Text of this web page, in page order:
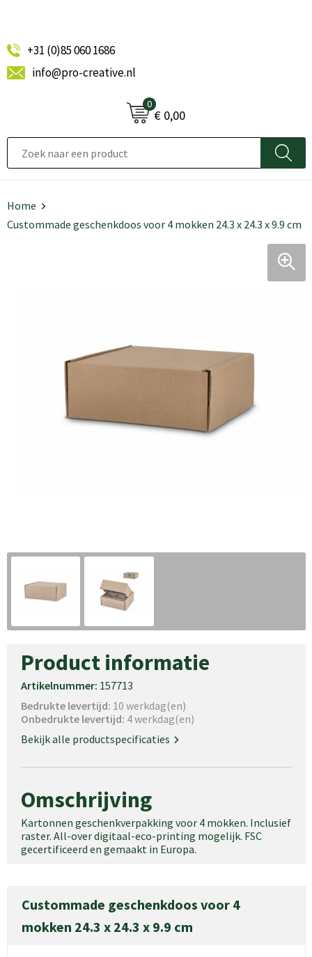
+31 (0)85 060 1686
info@pro-creative.nl
0
€ 0,00
Home
Custommade geschenkdoos voor 4 mokken 24.3 x 24.3 x 9.9 cm
Product informatie
Artikelnummer: 157713
Bedrukte levertijd: 10 werkdag(en)
Onbedrukte levertijd: 4 werkdag(en)
Bekijk alle productspecificaties
Omschrijving
Kartonnen geschenkverpakking voor 4 mokken. Inclusief
raster. All-over digitaal-eco-printing mogelijk. FSC
gecertificeerd en gemaakt in Europa.
Custommade geschenkdoos voor 4
mokken 24.3 x 24.3 x 9.9 cm